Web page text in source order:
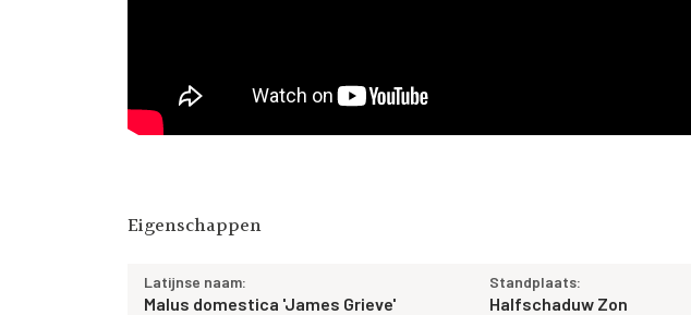
Eigenschappen
Latijnse naam:
Malus domestica 'James Grieve'
Standplaats:
Halfschaduw Zon